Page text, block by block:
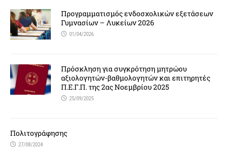
Προγραμματισμός ενδοσχολικών εξετάσεων
Γυμνασίων – Λυκείων 2026
01/04/2026
Πρόσκληση για συγκρότηση μητρώου
αξιολογητών-βαθμολογητών και επιτηρητές
Π.Ε.Γ.Π. της 2ας Νοεμβρίου 2025
25/09/2025
Πολιτογράφησης
27/08/2024